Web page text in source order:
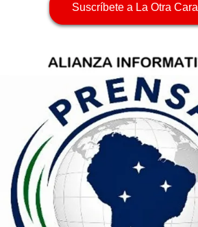
Suscríbete a La Otra Cara